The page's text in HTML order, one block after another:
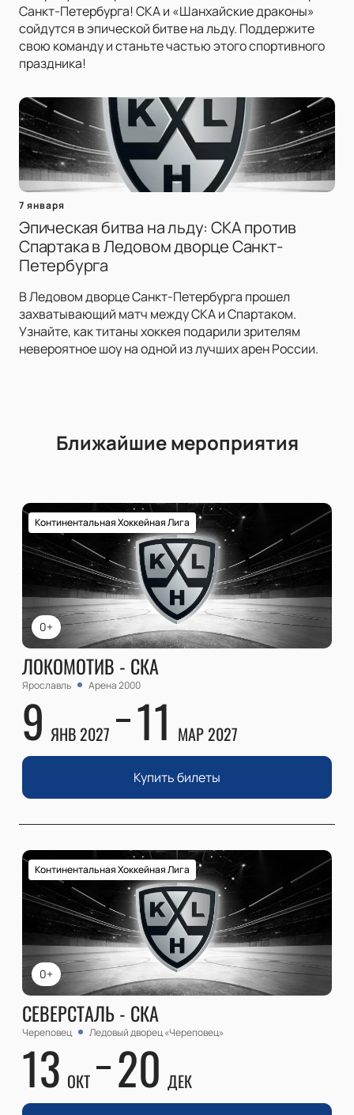
Санкт-Петербурга! СКА и «Шанхайские драконы»
сойдутся в эпической битве на льду. Поддержите
свою команду и станьте частью этого спортивного
праздника!
7 января
Эпическая битва на льду: СКА против
Спартака в Ледовом дворце Санкт-
Петербурга
В Ледовом дворце Санкт-Петербурга прошел
захватывающий матч между СКА и Спартаком.
Узнайте, как титаны хоккея подарили зрителям
невероятное шоу на одной из лучших арен России.
Ближайшие мероприятия
0+
Континентальная Хоккейная Лига
ЛОКОМОТИВ - СКА
Ярославль Арена 2000
9 ЯНВ 2027 11 МАР 2027
Купить билеты
0+
Континентальная Хоккейная Лига
СЕВЕРСТАЛЬ - СКА
Череповец Ледовый дворец «Череповец»
13 ОКТ 20 ДЕК